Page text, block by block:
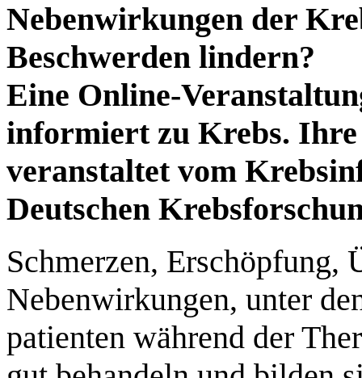
Nebenwirkungen der
Beschwerden lindern?
Eine Online-
informiert zu Krebs. Ihre
veranstaltet vom
Deutschen
Schmerzen, Erschöpfung,
Nebenwirkungen, unter
patienten während der